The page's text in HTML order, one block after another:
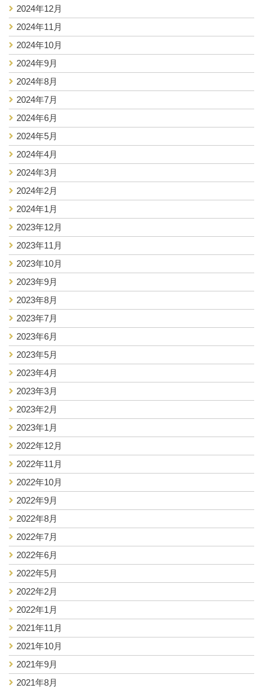
2024年12月
2024年11月
2024年10月
2024年9月
2024年8月
2024年7月
2024年6月
2024年5月
2024年4月
2024年3月
2024年2月
2024年1月
2023年12月
2023年11月
2023年10月
2023年9月
2023年8月
2023年7月
2023年6月
2023年5月
2023年4月
2023年3月
2023年2月
2023年1月
2022年12月
2022年11月
2022年10月
2022年9月
2022年8月
2022年7月
2022年6月
2022年5月
2022年2月
2022年1月
2021年11月
2021年10月
2021年9月
2021年8月